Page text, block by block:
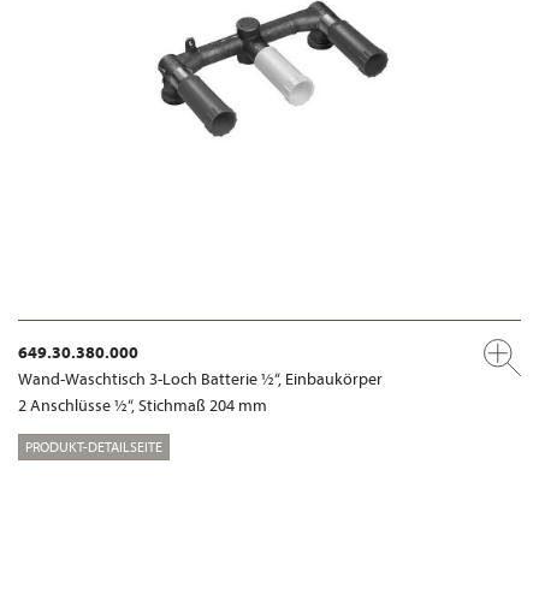
649.30.380.000
Wand-Waschtisch 3-Loch Batterie ½“, Einbaukörper
2 Anschlüsse ½“, Stichmaß 204 mm
PRODUKT-DETAILSEITE